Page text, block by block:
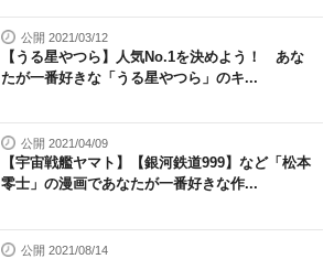
公開 2021/03/12
【うる星やつら】人気No.1を決めよう！ あな
たが一番好きな「うる星やつら」のキ...
公開 2021/04/09
【宇宙戦艦ヤマト】【銀河鉄道999】など「松本
零士」の漫画であなたが一番好きな作...
公開 2021/08/14